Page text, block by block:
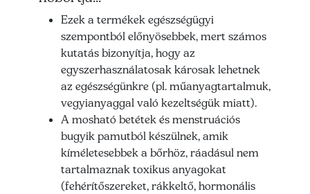
Ezek a termékek egészségügyi
szempontból előnyösebbek, mert számos
kutatás bizonyítja, hogy az
egyszerhasználatosak károsak lehetnek
az egészségünkre (pl. műanyagtartalmuk,
vegyianyaggal való kezeltségük miatt).
A mosható betétek és menstruációs
bugyik pamutból készülnek, amik
kíméletesebbek a bőrhöz, ráadásul nem
tartalmaznak toxikus anyagokat
(fehérítőszereket, rákkeltő, hormonális